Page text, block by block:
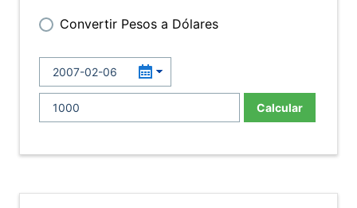
Convertir Pesos a Dólares
Calcular